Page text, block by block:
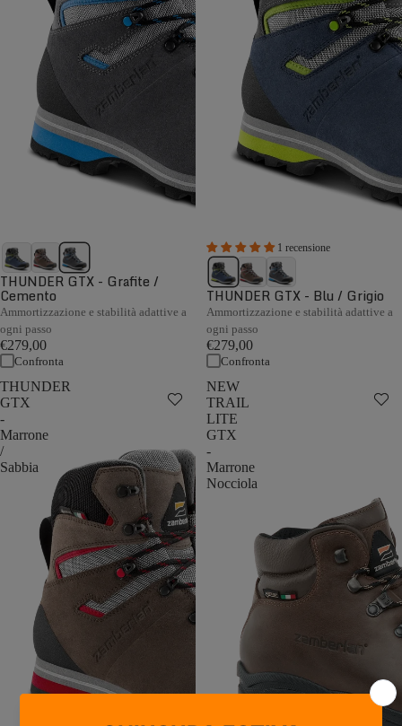
THUNDER GTX - Grafite /
Cemento
Ammortizzazione e stabilità adattive a
ogni passo
€279,00
Confronta
1 recensione
THUNDER GTX - Blu / Grigio
Ammortizzazione e stabilità adattive a
ogni passo
€279,00
Confronta
THUNDER
GTX
-
Marrone
/
Sabbia
NEW
TRAIL
LITE
GTX
-
Marrone
Nocciola